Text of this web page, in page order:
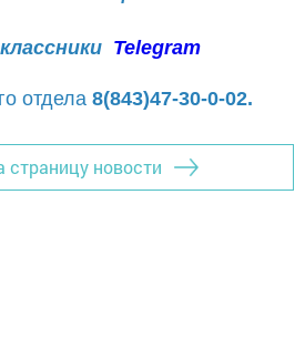
Telegram
отдела 8(843)47-30-0-02.
страницу новости